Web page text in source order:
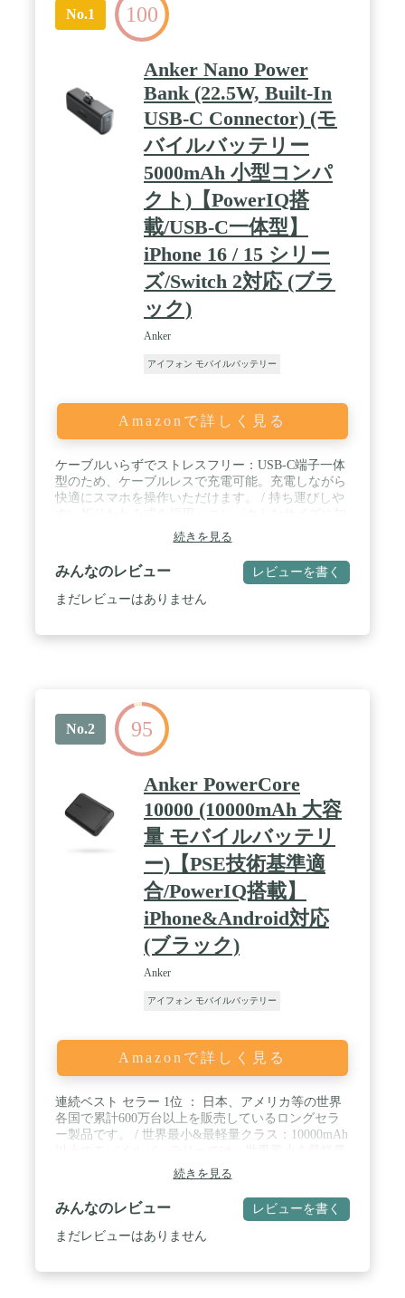
No.1 100
Anker Nano Power
Bank (22.5W, Built-In
USB-C Connector) (モ
バイルバッテリー
5000mAh 小型コンパ
クト)【PowerIQ搭
載/USB-C一体型】
iPhone 16 / 15 シリー
ズ/Switch 2対応 (ブラ
ック)
Anker
アイフォン モバイルバッテリー
Amazonで詳しく見る
ケーブルいらずでストレスフリー：USB-C端子一体
型のため、ケーブルレスで充電可能。充電しながら
快適にスマホを操作いただけます。 / 持ち運びしや
え、一体型のUSB-C端子部分は折りたたんで収納が
可能。他の荷物を傷つけないため、持ち運びにも便
利です。 / コンパクトかつパワフル：コンパクト設
計ながらスマホ約1回分の5000mAhの容量と最大
22.5Wの出力を実現。コンパクトさとパワフルさを
にケーブルを接続して充電する方法の2種類から選
んで充電することが可能です。
続きを見る
みんなのレビュー レビューを書く
まだレビューはありません
No.2 95
Anker PowerCore
10000 (10000mAh 大容
量 モバイルバッテリ
ー)【PSE技術基準適
合/PowerIQ搭載】
iPhone&Android対応
(ブラック)
Anker
アイフォン モバイルバッテリー
Amazonで詳しく見る
連続ベスト セラー 1位 ： 日本、アメリカ等の世界
各国で累計600万台以上を販売しているロングセラ
ー製品です。 / 世界最小&最軽量クラス：10000mAh
(※2019年5月時点) 。大きさはクレジットカードサ
イズほどで約180g。いつでもどこでも気軽に持ち運
べます。 / 大容量の安心感：iPhone 15に約2回、iPad
mini 6に約1回、その他ほとんどのスマートフォンに
複数回の充電が可能です。 / より早い充電技術：
続きを見る
みんなのレビュー レビューを書く
まだレビューはありません